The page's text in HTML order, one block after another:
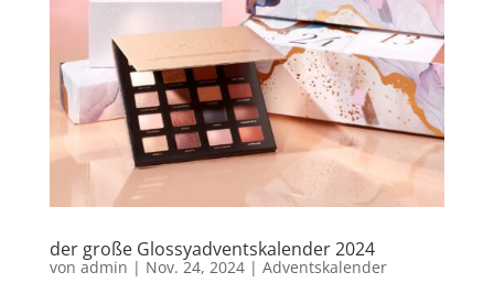
der große Glossyadventskalender 2024
von admin | Nov. 24, 2024| Adventskalender